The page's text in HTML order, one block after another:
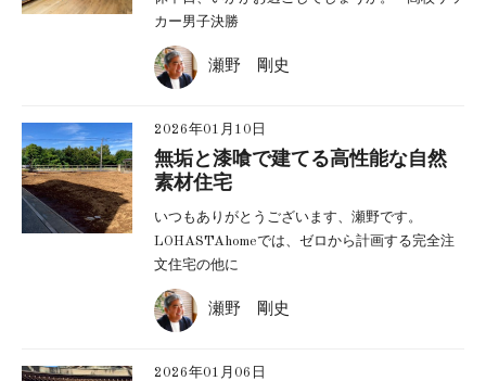
カー男子決勝
瀬野 剛史
2026年01月10日
無垢と漆喰で建てる高性能な自然
素材住宅
いつもありがとうございます、瀬野です。
LOHASTAhomeでは、ゼロから計画する完全注
文住宅の他に
瀬野 剛史
2026年01月06日